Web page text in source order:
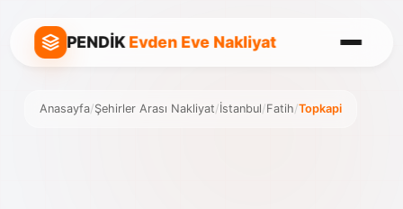
PENDİKEvden Eve Nakliyat
Anasayfa/Şehirler Arası Nakliyat/İstanbul/Fatih/Topkapi